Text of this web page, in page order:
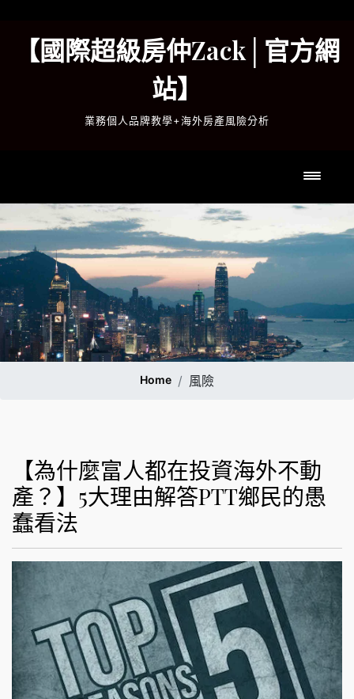
content【國際超級房仲Zack│官方網
站】
業務個人品牌教學+海外房產風險分析
Home 風險
【為什麼富人都在投資海外不動
產？】5大理由解答PTT鄉民的愚
蠢看法